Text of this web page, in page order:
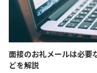
面接のお礼メールは必要
どを解説